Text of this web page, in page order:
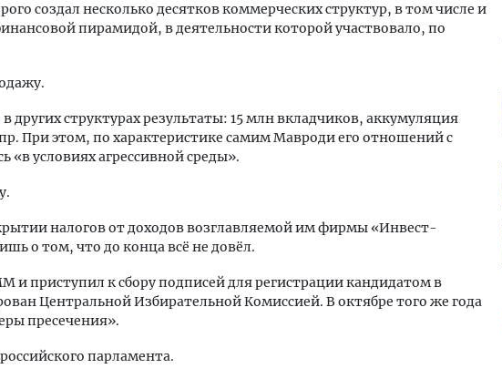
создал несколько десятков коммерческих структур, в том числе и
пирамидой, в деятельности которой участвовало, по
других структурах результаты: 15 млн вкладчиков, аккумуляция
При этом, по характеристике самим Мавроди его отношений с
«в условиях агрессивной среды».
налогов от доходов возглавляемой им фирмы «Инвест-
о том, что до конца всё не довёл.
приступил к сбору подписей для регистрации кандидатом в
Центральной Избирательной Комиссией. В октябре того же года
пресечения».
парламента.